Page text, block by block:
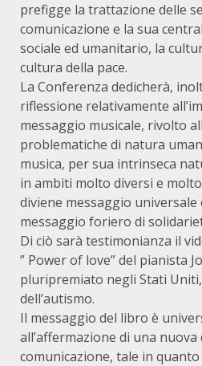
prefigge la trattazione delle
comunicazione e la sua
sociale ed umanitario, la
cultura della pace.
La Conferenza dedicherà,
riflessione relativamente
messaggio musicale, rivolto
problematiche di natura
musica, per sua intrinseca
in ambiti molto diversi e
diviene messaggio universale
messaggio foriero di
Di ciò sarà testimonianza il
” Power of love” del pianista
pluripremiato negli Stati
dell’autismo.
Il messaggio del libro è
all’affermazione di una
comunicazione, tale in quanto